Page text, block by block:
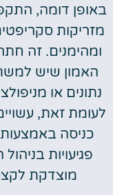
מזריקות
ומהימנים. זה
האמון שיש
נתונים או
לעומת זאת,
פגיעויות
מוצדקת